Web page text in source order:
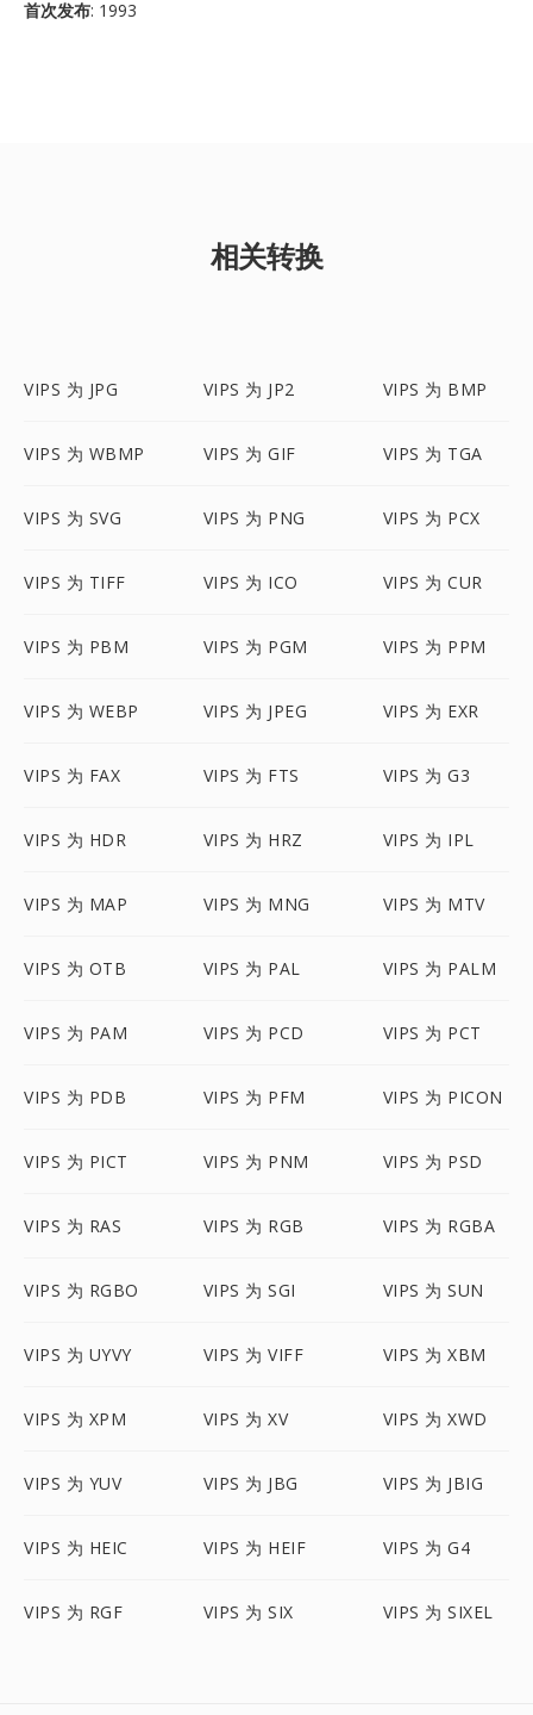
首次发布: 1993
相关转换
VIPS 为 JPG VIPS 为 JP2 VIPS 为 BMP
VIPS 为 WBMP VIPS 为 GIF VIPS 为 TGA
VIPS 为 SVG VIPS 为 PNG VIPS 为 PCX
VIPS 为 TIFF VIPS 为 ICO VIPS 为 CUR
VIPS 为 PBM VIPS 为 PGM VIPS 为 PPM
VIPS 为 WEBP VIPS 为 JPEG VIPS 为 EXR
VIPS 为 FAX VIPS 为 FTS VIPS 为 G3
VIPS 为 HDR VIPS 为 HRZ VIPS 为 IPL
VIPS 为 MAP VIPS 为 MNG VIPS 为 MTV
VIPS 为 OTB VIPS 为 PAL VIPS 为 PALM
VIPS 为 PAM VIPS 为 PCD VIPS 为 PCT
VIPS 为 PDB VIPS 为 PFM VIPS 为 PICON
VIPS 为 PICT VIPS 为 PNM VIPS 为 PSD
VIPS 为 RAS VIPS 为 RGB VIPS 为 RGBA
VIPS 为 RGBO VIPS 为 SGI VIPS 为 SUN
VIPS 为 UYVY VIPS 为 VIFF VIPS 为 XBM
VIPS 为 XPM VIPS 为 XV VIPS 为 XWD
VIPS 为 YUV VIPS 为 JBG VIPS 为 JBIG
VIPS 为 HEIC VIPS 为 HEIF VIPS 为 G4
VIPS 为 RGF VIPS 为 SIX VIPS 为 SIXEL